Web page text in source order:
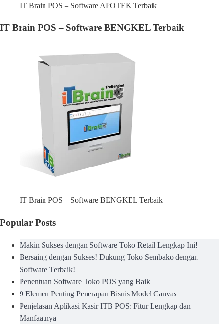
IT Brain POS – Software APOTEK Terbaik
IT Brain POS – Software BENGKEL Terbaik
IT Brain POS – Software BENGKEL Terbaik
Popular Posts
Makin Sukses dengan Software Toko Retail Lengkap Ini!
Bersaing dengan Sukses! Dukung Toko Sembako dengan
Software Terbaik!
Penentuan Software Toko POS yang Baik
9 Elemen Penting Penerapan Bisnis Model Canvas
Penjelasan Aplikasi Kasir ITB POS: Fitur Lengkap dan
Manfaatnya